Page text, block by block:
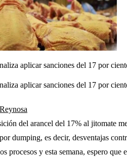
aplicar sanciones del 17 por
aplicar sanciones del 17 por
del arancel del 17% al jitomate
dumping, es decir, desventajas
procesos y esta semana, espero